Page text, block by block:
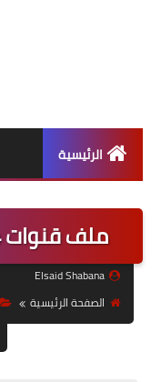
الرئيسية
ملف قنوات OSCAR X4 بتاريخ اليوم
Elsaid Shabana
الصفحة الرئيسية